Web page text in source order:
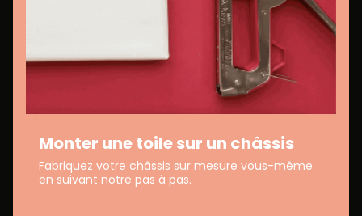
Monter une toile sur un châssis
Fabriquez votre châssis sur mesure vous-même
en suivant notre pas à pas.